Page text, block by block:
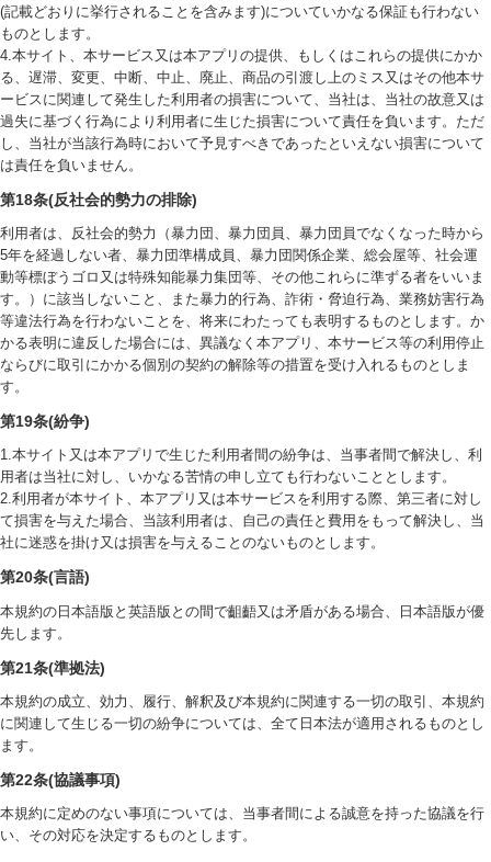
(記載どおりに挙行されることを含みます)についていかなる保証も行わない
ものとします。
4.本サイト、本サービス又は本アプリの提供、もしくはこれらの提供にかか
る、遅滞、変更、中断、中止、廃止、商品の引渡し上のミス又はその他本サ
ービスに関連して発生した利用者の損害について、当社は、当社の故意又は
過失に基づく行為により利用者に生じた損害について責任を負います。ただ
し、当社が当該行為時において予見すべきであったといえない損害について
は責任を負いません。
第18条(反社会的勢力の排除)
利用者は、反社会的勢力（暴力団、暴力団員、暴力団員でなくなった時から
5年を経過しない者、暴力団準構成員、暴力団関係企業、総会屋等、社会運
動等標ぼうゴロ又は特殊知能暴力集団等、その他これらに準ずる者をいいま
す。）に該当しないこと、また暴力的行為、詐術・脅迫行為、業務妨害行為
等違法行為を行わないことを、将来にわたっても表明するものとします。か
かる表明に違反した場合には、異議なく本アプリ、本サービス等の利用停止
ならびに取引にかかる個別の契約の解除等の措置を受け入れるものとしま
す。
第19条(紛争)
1.本サイト又は本アプリで生じた利用者間の紛争は、当事者間で解決し、利
用者は当社に対し、いかなる苦情の申し立ても行わないこととします。
2.利用者が本サイト、本アプリ又は本サービスを利用する際、第三者に対し
て損害を与えた場合、当該利用者は、自己の責任と費用をもって解決し、当
社に迷惑を掛け又は損害を与えることのないものとします。
第20条(言語)
本規約の日本語版と英語版との間で齟齬又は矛盾がある場合、日本語版が優
先します。
第21条(準拠法)
本規約の成立、効力、履行、解釈及び本規約に関連する一切の取引、本規約
に関連して生じる一切の紛争については、全て日本法が適用されるものとし
ます。
第22条(協議事項)
本規約に定めのない事項については、当事者間による誠意を持った協議を行
い、その対応を決定するものとします。